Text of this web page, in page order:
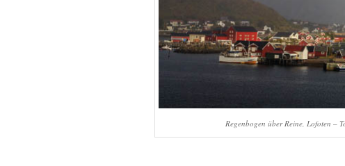
Regenbogen über Reine, Lofoten –